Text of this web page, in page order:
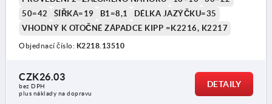
50=42
ŠÍŘKA=19 B1=8,1
DÉLKA JAZÝČKU=35
VHODNÝ K OTOČNÉ ZÁPADCE KIPP =K2216, K2217
Objednací číslo: K2218.13510
CZK26.03
bez DPH
plus náklady na dopravu
DETAILY